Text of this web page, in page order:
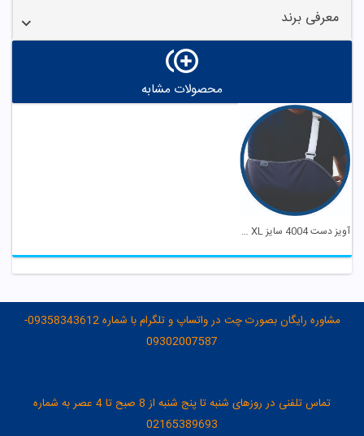
معرفی برند
محصولات مشابه
آویز دست 4004 سایز XL پین مد
مشاوره رایگان بصورت چت در واتساپ و تلگرام با شماره 09358343612-
09302007587
تماس تلفنی در روزهای شنبه تا پنج شنبه از 8 صبح تا 4 عصر به شماره
02165389693